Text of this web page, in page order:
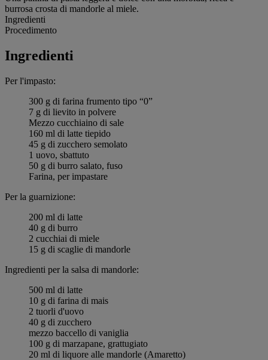
burrosa crosta di mandorle al miele.
Ingredienti
Procedimento
Ingredienti
Per l'impasto:
300 g di farina frumento tipo “0”
7 g di lievito in polvere
Mezzo cucchiaino di sale
160 ml di latte tiepido
45 g di zucchero semolato
1 uovo, sbattuto
50 g di burro salato, fuso
Farina, per impastare
Per la guarnizione:
200 ml di latte
40 g di burro
2 cucchiai di miele
15 g di scaglie di mandorle
Ingredienti per la salsa di mandorle:
500 ml di latte
10 g di farina di mais
2 tuorli d'uovo
40 g di zucchero
mezzo baccello di vaniglia
100 g di marzapane, grattugiato
20 ml di liquore alle mandorle (Amaretto)